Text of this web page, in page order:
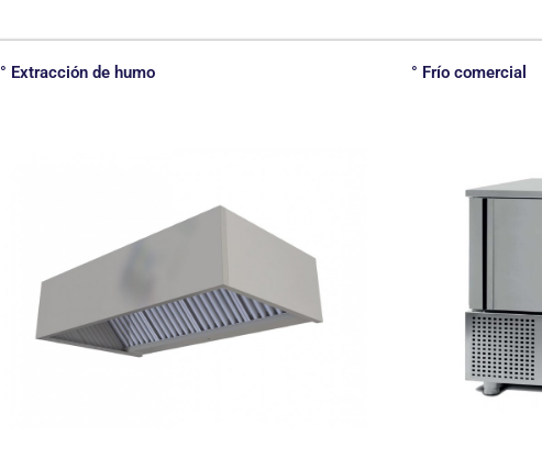
° Extracción de humo ° Frío comercial